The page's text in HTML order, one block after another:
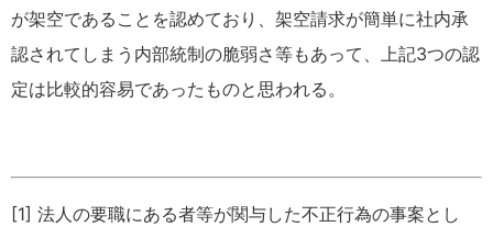
が架空であることを認めており、架空請求が簡単に社内承
認されてしまう内部統制の脆弱さ等もあって、上記3つの認
定は比較的容易であったものと思われる。
[1] 法人の要職にある者等が関与した不正行為の事案とし